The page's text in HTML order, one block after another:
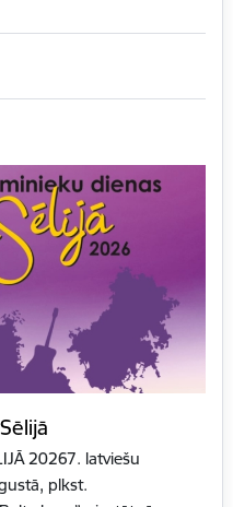
20267. latviešu
plkst.